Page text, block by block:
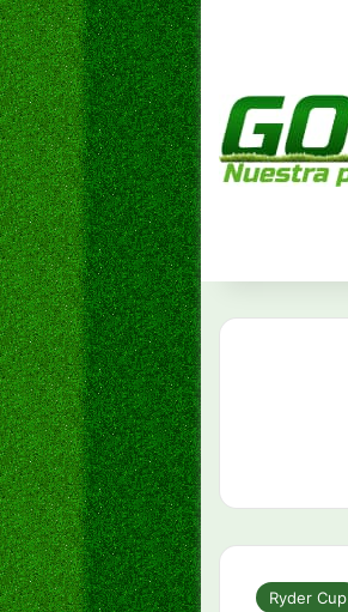
Ryder Cup